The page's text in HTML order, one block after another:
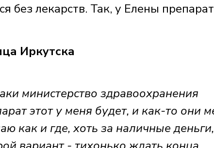
без лекарств. Так, у Елены препарат
Иркутска
министерство здравоохранения
этот у меня будет, и как-то они
как и где, хоть за наличные деньги,